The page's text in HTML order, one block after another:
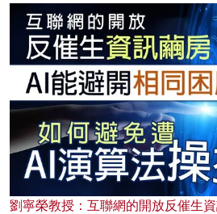
劉寧榮教授：互聯網的開放反催生